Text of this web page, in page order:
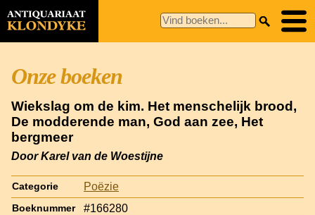
Onze boeken
Wiekslag om de kim. Het menschelijk brood,
De modderende man, God aan zee, Het
bergmeer
Door Karel van de Woestijne
Categorie Poëzie
Boeknummer #166280